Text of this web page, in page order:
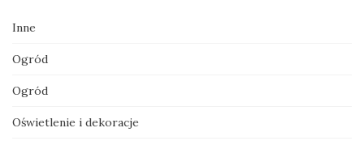
Inne
Ogród
Ogród
Oświetlenie i dekoracje